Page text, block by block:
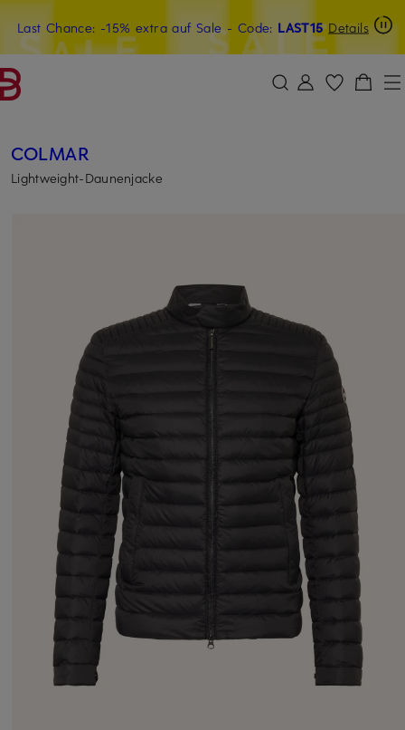
ZUM HAUPTINHALT ÜBERSPRINGEN ZUM SUCHFELD ÜBERSPRINGEN
Last Chance: -15% extra auf Sale- Code: LAST15 Details
15€-Willkommensgutschein mit Beyond sichern
COLMAR
Lightweight-Daunenjacke